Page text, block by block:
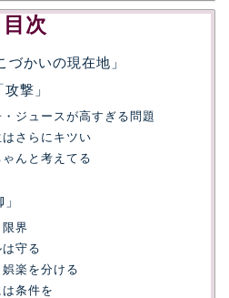
目次
づかいの現在地」
撃」
ジュースが高すぎる問題
さらにキツい
んと考えてる
界
守る
楽を分ける
条件を